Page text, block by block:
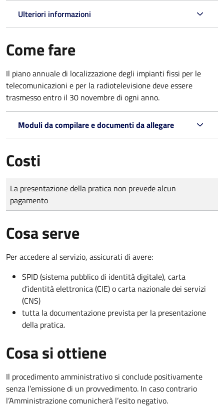
Ulteriori informazioni
Come fare
Il piano annuale di localizzazione degli impianti fissi per le
telecomunicazioni e per la radiotelevisione deve essere
trasmesso entro il 30 novembre di ogni anno.
Moduli da compilare e documenti da allegare
Costi
Tipo di pagamento
Importo
La presentazione della pratica non prevede alcun
pagamento
Cosa serve
Per accedere al servizio, assicurati di avere:
SPID (sistema pubblico di identità digitale), carta
d’identità elettronica (CIE) o carta nazionale dei servizi
(CNS)
tutta la documentazione prevista per la presentazione
della pratica.
Cosa si ottiene
Il procedimento amministrativo si conclude positivamente
senza l’emissione di un provvedimento. In caso contrario
l’Amministrazione comunicherà l’esito negativo.